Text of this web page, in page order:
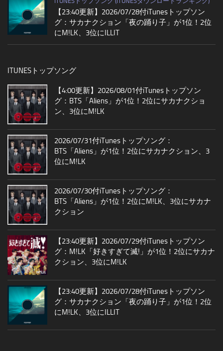
【23:40更新】2026/07/28付iTunesトップソン
グ：サカナクション「夜の踊り子」が1位！2位
にM!LK、3位にILLIT
ITUNESトップソング
【4:00更新】2026/08/01付iTunesトップソン
グ：BTS「Aliens」が1位！2位にサカナクショ
ン、3位にM!LK
2026/07/31付iTunesトップソング：
BTS「Aliens」が1位！2位にサカナクション、3
位にM!LK
2026/07/30付iTunesトップソング：
BTS「Aliens」が1位！2位にM!LK、3位にサカナ
クション
【23:40更新】2026/07/29付iTunesトップソン
グ：M!LK「好きすぎて滅!」が1位！2位にサカナ
クション、3位にM!LK
【23:40更新】2026/07/28付iTunesトップソン
グ：サカナクション「夜の踊り子」が1位！2位
にM!LK、3位にILLIT